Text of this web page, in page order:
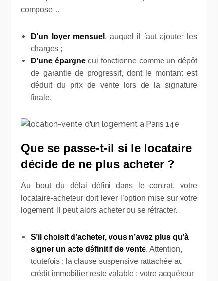
compose…
D’un loyer mensuel , auquel il faut ajouter les
charges ;
D’une épargnequi fonctionne comme un dépôt
de garantie de progressif, dont le montant est
déduit du prix de vente lors de la signature
finale.
Que se passe-t-il si le locataire
décide de ne plus acheter ?
Au bout du délai défini dans le contrat, votre
locataire-acheteur doit lever l’option mise sur votre
logement. Il peut alors acheter ou se rétracter.
S’il choisit d’acheter, vous n’avez plus qu’à
signer un acte définitif de vente. Attention,
toutefois : la clause suspensive rattachée au
crédit immobilier reste valable : votre acquéreur